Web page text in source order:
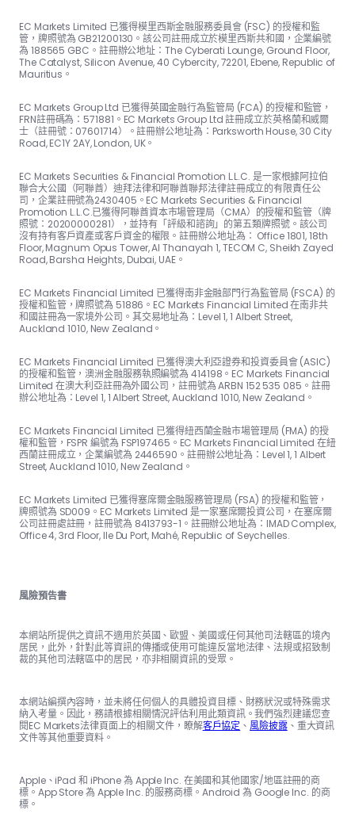
EC Markets Limited 已獲得模里西斯金融服務委員會 (FSC) 的授權和監
管，牌照號為 GB21200130。該公司註冊成立於模里西斯共和國，企業編號
為 188565 GBC。註冊辦公地址：The Cyber​​ati Lounge, Ground Floor,
The Catalyst, Silicon Avenue, 40 Cyber​​city, 72201, Ebene, Republic of
Mauritius。
EC Markets Group Ltd 已獲得英國金融行為監管局 (FCA) 的授權和監管，
FRN註冊碼為：57188​​1。EC Markets Group Ltd 註冊成立於英格蘭和威爾
士（註冊號：07601714）。註冊辦公地址為：Parksworth House, 30 City
Road, EC1Y 2AY, London, UK。
EC Markets Securities & Financial Promotion L.L.C. 是一家根據阿拉伯
聯合大公國（阿聯酋）迪拜法律和阿聯酋聯邦法律註冊成立的有限責任公
司，企業註冊號為2430405。EC Markets Securities & Financial
Promotion L.L.C.已獲得阿聯酋資本市場管理局（CMA）的授權和監管（牌
照號：20200000281），並持有「評級和諮詢」的第五類牌照號。該公司
沒有持有客戶資產或客戶資金的權限。註冊辦公地址為： Office 1801, 18th
Floor, Magnum Opus Tower, Al Thanayah 1, TECOM C, Sheikh Zayed
Road, Barsha Heights, Dubai, UAE。
EC Markets Financial Limited 已獲得南非金融部門行為監管局 (FSCA) 的
授權和監管，牌照號為 51886。EC Markets Financial Limited 在南非共
和國註冊為一家境外公司。其交易地址為：Level 1, 1 Albert Street,
Auckland 1010, New Zealand。
EC Markets Financial Limited 已獲得澳大利亞證券和投資委員會 (ASIC)
的授權和監管，澳洲金融服務執照編號為 414198。EC Markets Financial
Limited 在澳大利亞註冊為外國公司，註冊號為 ARBN 152 535 085。註冊
辦公地址為：Level 1, 1 Albert Street, Auckland 1010, New Zealand。
EC Markets Financial Limited 已獲得紐西蘭金融市場管理局 (FMA) 的授
權和監管，FSPR 編號為 FSP197465。EC Markets Financial Limited 在紐
西蘭註冊成立，企業編號為 2446590。註冊辦公地址為：Level 1, 1 Albert
Street, Auckland 1010, New Zealand。
EC Markets Limited 已獲得塞席爾金融服務管理局 (FSA) 的授權和監管，
牌照號為 SD009。EC Markets Limited 是一家塞席爾投資公司，在塞席爾
公司註冊處註冊，註冊號為 8413793-1。註冊辦公地址為：IMAD Complex,
Office 4, 3rd Floor, Ile Du Port, Mahé, Republic of Seychelles.
風險預告書
本網站所提供之資訊不適用於英國、歐盟、美國或任何其他司法轄區的境內
居民，此外，針對此等資訊的傳播或使用可能違反當地法律、法規或招致制
裁的其他司法轄區中的居民，亦非相關資訊的受眾。
本網站編撰內容時，並未將任何個人的具體投資目標、財務狀況或特殊需求
納入考量。因此，務請根據相關情況評估利用此類資訊。我們強烈建議您查
閱EC Markets法律頁面上的相關文件，瞭解客戶協定 、風險披露、重大資訊
文件等其他重要資料。
Apple、iPad 和 iPhone 為 Apple Inc. 在美國和其他國家/地區註冊的商
標。App Store 為 Apple Inc. 的服務商標。Android 為 Google Inc. 的商
標。